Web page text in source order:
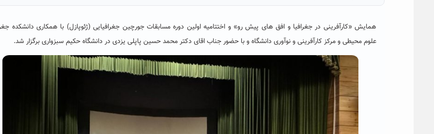
همایش «کارآفرینی در جغرافیا و افق های پیش رو» و اختتامیه اولین دوره مسابقات جورچین جغرافیایی (ژئوپازل) با همکاری دانشکده
علوم محیطی و مرکز کارآفرینی و نوآوری دانشگاه و با حضور جناب اقای دکتر محمد حسین پاپلی یزدی در دانشگاه حکیم سبزواری برگزار شد.